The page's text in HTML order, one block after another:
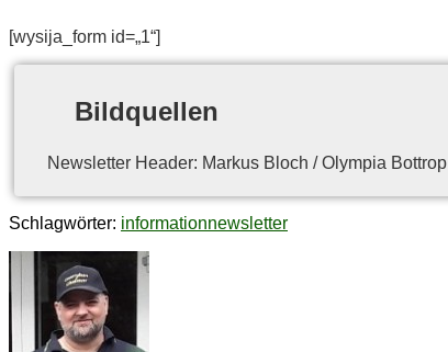
[wysija_​form id=„1“]
Bild­quel­len
News­let­ter Hea­der: Mar­kus Bloch / Olym­pia Bottrop
Schlagwörter: informationnewsletter